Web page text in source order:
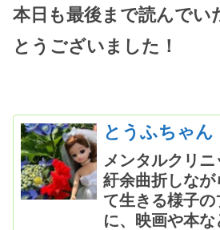
本日も最後まで読んでい
とうございました！
とうふちゃん
メンタルクリ
紆余曲折しなが
て生きる様子
に、映画や本